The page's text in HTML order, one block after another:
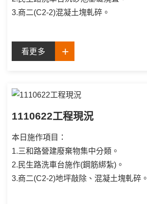
3.商二(C2-2)混凝土塊軋碎。
看更多
1110622工程現況
本日施作項目：
1.三和路營建廢棄物集中分類。
2.民生路洗車台施作(鋼筋綁紮)。
3.商二(C2-2)地坪敲除、混凝土塊軋碎。